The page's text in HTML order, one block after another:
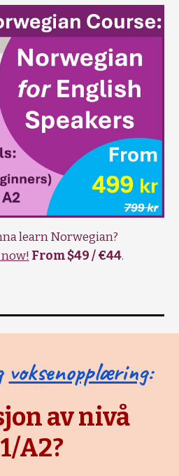
learn Norwegian?
From $49 / €44.
voksenopplæring:
av nivå
A2?